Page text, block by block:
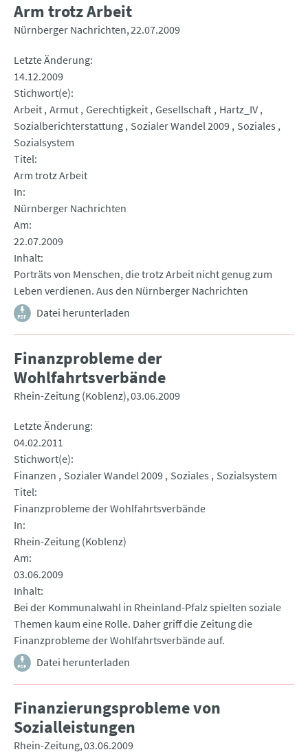
Arm trotz Arbeit
Nürnberger Nachrichten 22.07.2009
Letzte Änderung
14.12.2009
Stichwort(e)
Arbeit Armut Gerechtigkeit Gesellschaft Hartz_IV
Sozialberichterstattung Sozialer Wandel 2009 Soziales
Sozialsystem
Titel
Arm trotz Arbeit
In
Nürnberger Nachrichten
Am
22.07.2009
Inhalt
Porträts von Menschen, die trotz Arbeit nicht genug zum
Leben verdienen. Aus den Nürnberger Nachrichten
Datei herunterladen
Finanzprobleme der
Wohlfahrtsverbände
Rhein-Zeitung (Koblenz) 03.06.2009
Letzte Änderung
04.02.2011
Stichwort(e)
Finanzen
Sozialer Wandel 2009 Soziales
Sozialsystem
Titel
Finanzprobleme der Wohlfahrtsverbände
In
Rhein-Zeitung (Koblenz)
Am
03.06.2009
Inhalt
Bei der Kommunalwahl in Rheinland-Pfalz spielten soziale
Themen kaum eine Rolle. Daher griff die Zeitung die
Finanzprobleme der Wohlfahrtsverbände auf.
Datei herunterladen
Finanzierungsprobleme von
Sozialleistungen
Rhein-Zeitung 03.06.2009